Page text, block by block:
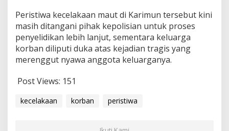
Peristiwa kecelakaan maut di Karimun tersebut kini
masih ditangani pihak kepolisian untuk proses
penyelidikan lebih lanjut, sementara keluarga
korban diliputi duka atas kejadian tragis yang
merenggut nyawa anggota keluarganya.
Post Views: 151
kecelakaan korban peristiwa